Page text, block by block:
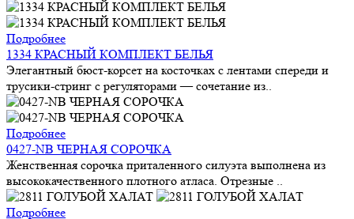
Подробнее
1334 КРАСНЫЙ КОМПЛЕКТ БЕЛЬЯ
Элегантный бюст-корсет на косточках с лентами спереди и
трусики-стринг с регуляторами — сочетание из..
Подробнее
0427-NB ЧЕРНАЯ СОРОЧКА
Женственная сорочка приталенного силуэта выполнена из
высококачественного плотного атласа. Отрезные ..
Подробнее